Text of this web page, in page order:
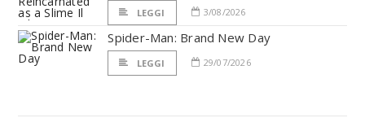
LEGGI 3/08/2026
Spider-Man: Brand New Day
LEGGI 29/07/2026